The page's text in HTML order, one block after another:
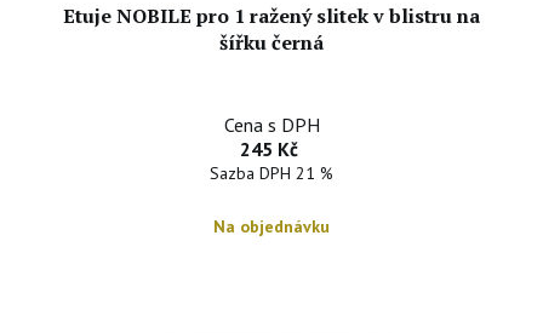
Etuje NOBILE pro 1 ražený slitek v blistru na
šířku černá
Cena s DPH
245 Kč
Sazba DPH 21 %
Na objednávku